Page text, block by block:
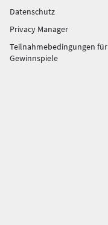
Datenschutz
Privacy Manager
Teilnahmebedingungen für
Gewinnspiele